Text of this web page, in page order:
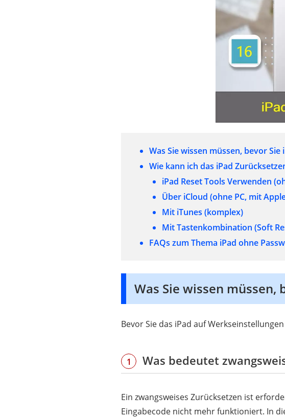
Was Sie wissen müssen, bevor
Wie kann ich das iPad
iPad Reset Tools Verwenden
Über iCloud (ohne PC, mit
Mit iTunes (komplex)
Mit Tastenkombination (Soft
FAQs zum Thema iPad ohne
Was Sie wissen müssen,
Bevor Sie das iPad auf
1 Was bedeutet
Ein zwangsweises Zurücksetzen ist
Eingabecode nicht mehr funktioniert. In